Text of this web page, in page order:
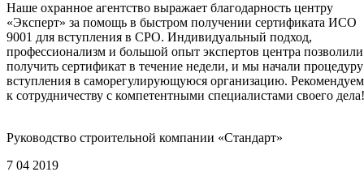
Наше охранное агентство выражает благодарность центру
«Эксперт» за помощь в быстром получении сертификата ИСО
9001 для вступления в СРО. Индивидуальный подход,
профессионализм и большой опыт экспертов центра позволили
получить сертификат в течение недели, и мы начали процедуру
вступления в саморегулирующуюся организацию. Рекомендуем
к сотрудничеству с компетентными специалистами своего дела!
Руководство строительной компании «Стандарт»
7 04 2019